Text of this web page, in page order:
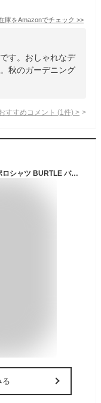
庫をAmazonでチェック >>
す。おしゃれなデ
秋のガーデニング
すすめコメント (1 件) >
【当日発送】 【SS~6L】 バートル 665 長袖ポロシャツ BURTLE バートル 春夏秋冬 オールシーズン アウトドア 作業用 665 吸汗速乾 UVカット ストレッチ素材 男性 女性 長袖 シャツ
る